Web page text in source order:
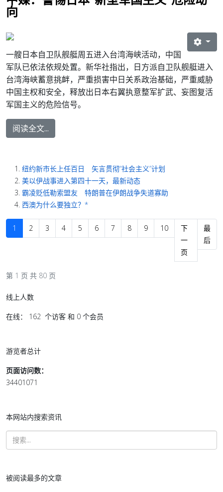
向
一艘日本自卫队舰艇周五进入台湾海峡活动，中国
军队已依法依规处置。新华社指出，日方派自卫队舰艇进入
台湾海峡蓄意挑衅，严重损害中日关系政治基础，严重威胁
中国主权和安全，释放出日本右翼执意整军扩武、妄图复活
军国主义的危险信号。
阅读全文...
纽约新市长上任百日 矢言贯彻“社会主义”计划
美以伊战事进入第四十一天，最新动态
霸凌贬低勒索盟友 特朗普在伊朗战争失道寡助
西澳为什么要独立？*
1 2 3 4 5 6 7 8 9 10
下
一
页
最
后
第 1 页 共 80 页
线上人数
在线： 162 个访客 和 0 个会员
游览者总计
页面访问数：
34401071
本网站内搜索资讯
被阅读最多的文章